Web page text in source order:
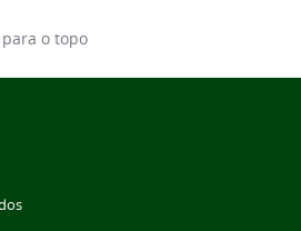
o topo